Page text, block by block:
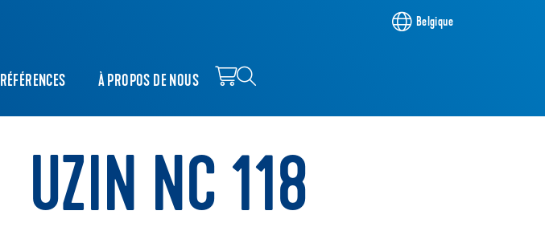
Belgique
RÉFÉRENCES À PROPOS DE NOUS
UZIN NC 118